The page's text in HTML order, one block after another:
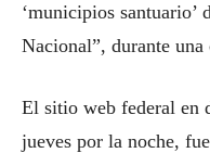
‘municipios santuario’
Nacional”, durante una
El sitio web federal en
jueves por la noche,